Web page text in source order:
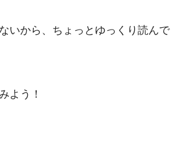
いから、ちょっとゆっくり読んで
よう！